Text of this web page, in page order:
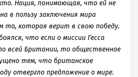
Нация, понимающая, что ей не
в пользу заключения мира
та, которая верит в свою победу.
что если о миссии Гесса
всей Британии, то общественное
тем, что британское
отвергло предложение о мире.